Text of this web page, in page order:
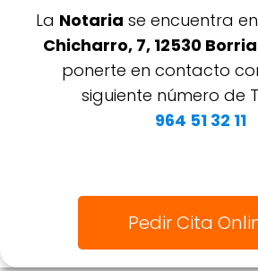
La Notaria se encuentra
Chicharro, 7, 12530
ponerte en contacto
siguiente número de
964 51 32 11
Pedir Cita